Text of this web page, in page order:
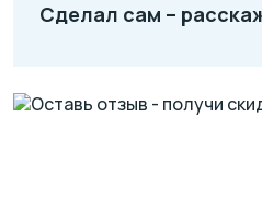
Сделал сам –